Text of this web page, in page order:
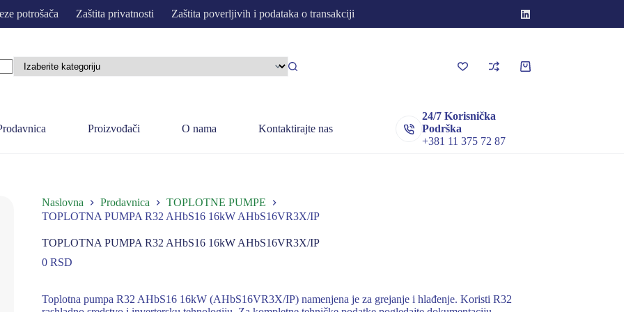
potrošača Zaštita privatnosti Zaštita poverljivih i podataka o transakciji
Korpa
Proizvođači O nama Kontaktirajte nas
24/7 Korisnička
Podrška
+381 11 375 72 87
Naslovna Prodavnica
TOPLOTNE PUMPE
TOPLOTNA PUMPA R32 AHbS16 16kW AHbS16VR3X/IP
TOPLOTNA PUMPA R32 AHbS16 16kW AHbS16VR3X/IP
0 RSD
Toplotna pumpa R32 AHbS16 16kW (AHbS16VR3X/IP) namenjena je za grejanje i hlađenje. Koristi R32